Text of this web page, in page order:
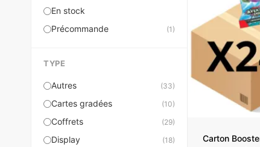
En stock
Précommande
(1)
TYPE
Autres (33)
Cartes gradées (10)
Coffrets (29)
Display (18)
Carton